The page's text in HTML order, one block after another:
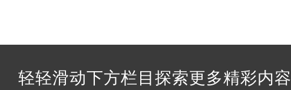
大街交叉口法穆兰售后服务中心（需提前预约）
轻轻滑动下方栏目探索更多精彩内容